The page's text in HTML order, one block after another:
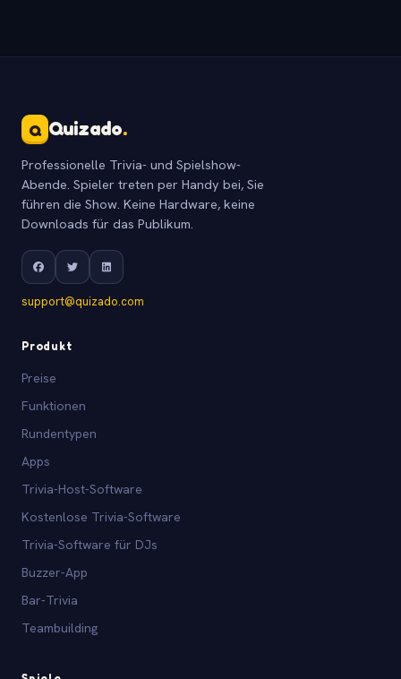
Q Quizado.
Professionelle Trivia- und Spielshow-
Abende. Spieler treten per Handy bei, Sie
führen die Show. Keine Hardware, keine
Downloads für das Publikum.
support@quizado.com
Produkt
Preise
Funktionen
Rundentypen
Apps
Trivia-Host-Software
Kostenlose Trivia-Software
Trivia-Software für DJs
Buzzer-App
Bar-Trivia
Teambuilding